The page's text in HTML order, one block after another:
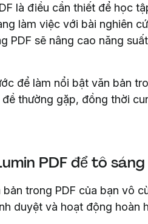
là điều cần thiết để học
làm việc với bài nghiên
PDF sẽ nâng cao năng
để làm nổi bật văn bản
thường gặp, đồng thời
PDF để tô
trong PDF của bạn vô
duyệt và hoạt động hoàn